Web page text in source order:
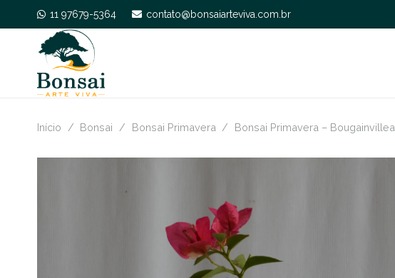
11 97679-5364 contato@bonsaiarteviva.com.br
Início / Bonsai / Bonsai Primavera / Bonsai Primavera – Bougainvillea